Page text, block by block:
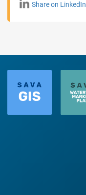
Share on LinkedIn